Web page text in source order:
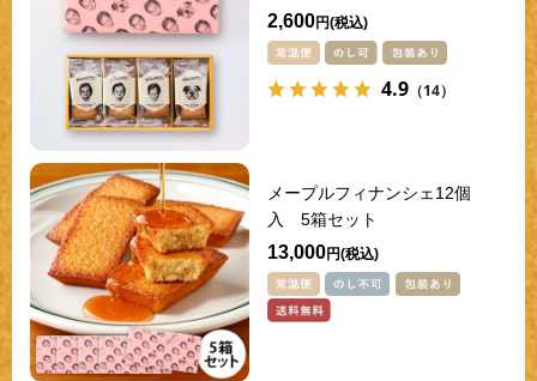
2,600円
4.9 （14）
メープルフィナンシェ12個
入 5箱セット
13,000円